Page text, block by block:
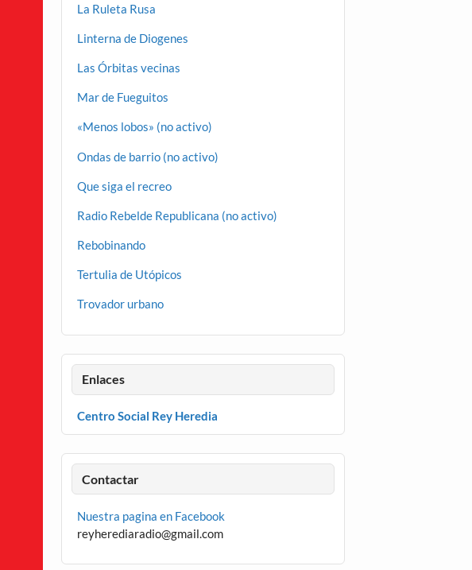
La Ruleta Rusa
Linterna de Diogenes
Las Órbitas vecinas
Mar de Fueguitos
«Menos lobos» (no activo)
Ondas de barrio (no activo)
Que siga el recreo
Radio Rebelde Republicana (no activo)
Rebobinando
Tertulia de Utópicos
Trovador urbano
Enlaces
Centro Social Rey Heredia
Contactar
Nuestra pagina en Facebook
reyherediaradio@gmail.com